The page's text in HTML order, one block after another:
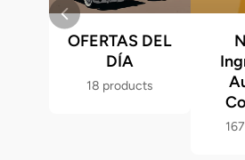
OFERTAS DEL
DÍA
18 products